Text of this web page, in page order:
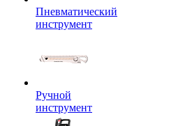
Пневматический
инструмент
Ручной
инструмент